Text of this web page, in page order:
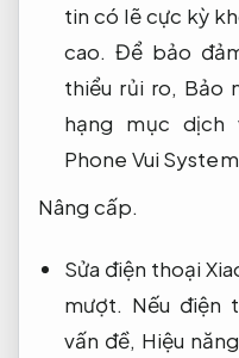
tin có lẽ cực kỳ
cao. Để bảo
thiểu rủi ro, Bảo
hạng mục dịch
Phone Vui
Nâng cấp.
Sửa điện thoại
mượt. Nếu điện
vấn đề, Hiệu